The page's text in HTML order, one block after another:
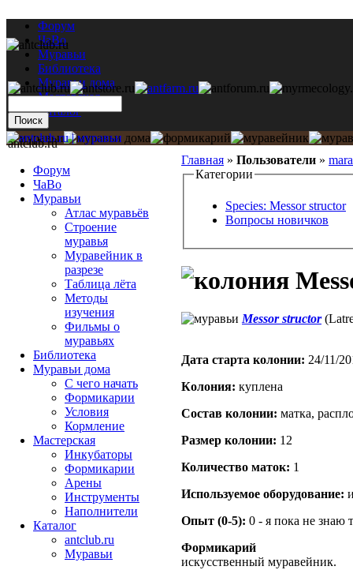
Форум
ЧаВо
Муравьи
Библиотека
Муравьи дома
Мастерская
Каталог
Главная » Пользователи »
Категории
Species: Messor structor
Вопросы новичков
Messor structor
Дата старта кoлонии: 24/11/
Кoлония: куплена
Состав кoлонии: матка,
Размер кoлонии: 12
Количество маток: 1
Используемое оборудование:
Опыт (0-5): 0 - я пока не знаю
Формикарий
искусственный муравейник.
antclub.ru
Форум
ЧаВо
Муравьи
Атлас муравьёв
Строение
муравья
Муравейник в
разрезе
Таблица лёта
Методы
изучения
Фильмы о
муравьях
Библиотека
Муравьи дома
С чего начать
Формикарии
Условия
Кормление
Мастерская
Инкубаторы
Формикарии
Арены
Инструменты
Наполнители
Каталог
antclub.ru
Муравьи